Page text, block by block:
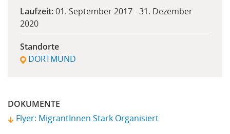
Laufzeit:01. September 2017-31. Dezember
2020
Standorte
DORTMUND
DOKUMENTE
Flyer: MigrantInnen Stark Organisiert